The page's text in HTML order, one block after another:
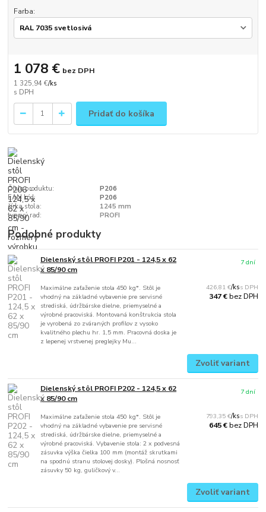
Farba:
1 325,94 €/ks
1 078 € bez DPH
Pridať do košíka
Číslo produktu:
P206
EAN kód:
P206
šírka stola:
1245 mm
typový rad:
PROFI
Podobné produkty
Dielenský stôl PROFI P201 - 124,5 x 62
x 85/90 cm
Maximálne zaťaženie stola 450 kg*. Stôl je
vhodný na základné vybavenie pre servisné
strediská, údržbárske dielne, priemyselné a
výrobné pracoviská. Montovaná konštrukcia stola
je vyrobená zo zváraných profilov z vysoko
kvalitného plechu hr. 1,5 mm. Pracovná doska je
z lepenej vrstvenej preglejky Mu...
426,81 €/ks
347 €bez DPH
7 dní
Zvoliť variant
Dielenský stôl PROFI P202 - 124,5 x 62
x 85/90 cm
Maximálne zaťaženie stola 450 kg*. Stôl je
vhodný na základné vybavenie pre servisné
strediská, údržbárske dielne, priemyselné a
výrobné pracoviská. Vybavenie stola: 2 x podvesná
zásuvka výška čielka 100 mm (montáž skrutkami
na spodnú stranu stolovej dosky). Plošná nosnosť
zásuvky 50 kg, guličkový v...
793,35 €/ks
645 €bez DPH
7 dní
Zvoliť variant